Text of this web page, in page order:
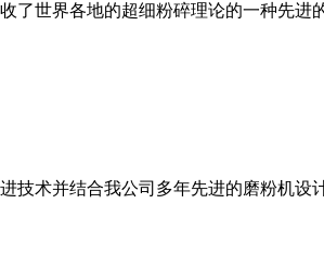
世界各地的超细粉碎理论的一种先进
术并结合我公司多年先进的磨粉机设